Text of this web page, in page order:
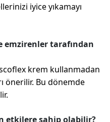
iyice yıkamayı
emzirenler tarafından
krem kullanmadan
önerilir. Bu dönemde
etkilere sahip olabilir?